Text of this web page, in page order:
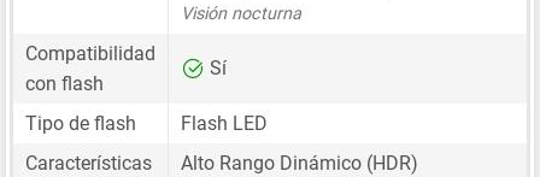
Visión nocturna
Compatibilidad
con flash
Sí
Tipo de flash
Flash LED
Características
Alto Rango Dinámico (HDR)